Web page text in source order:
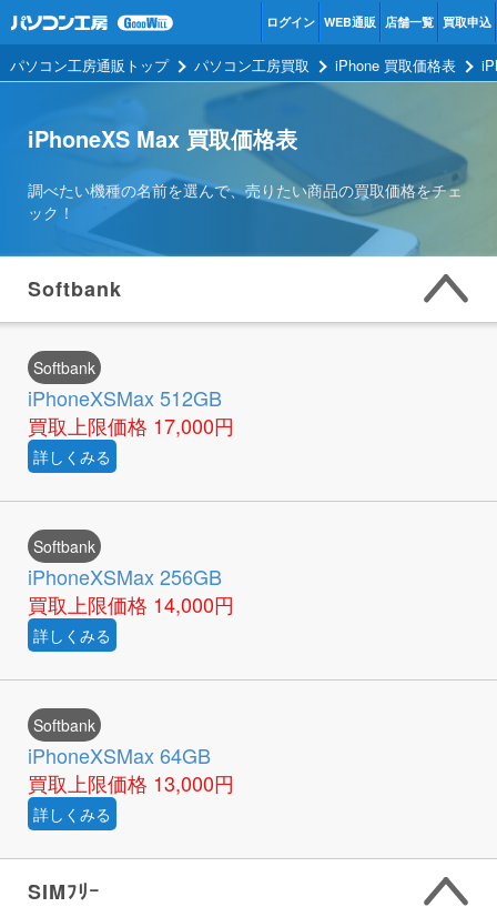
ログイン WEB通販 店舗一覧 買取申込
パソコン工房通販トップ パソコン工房買取 iPhone 買取価格表
iPhoneXS Max 買取価格表
調べたい機種の名前を選んで、売りたい商品の買取価格をチェ
ック！
Softbank
Softbank
iPhoneXSMax 512GB
買取上限価格 17,000円
詳しくみる
Softbank
iPhoneXSMax 256GB
買取上限価格 14,000円
詳しくみる
Softbank
iPhoneXSMax 64GB
買取上限価格 13,000円
詳しくみる
SIMﾌﾘｰ